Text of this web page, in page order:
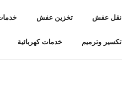
نقل عفش تخزين عفش
تكسير وترميم خدمات كهربائية